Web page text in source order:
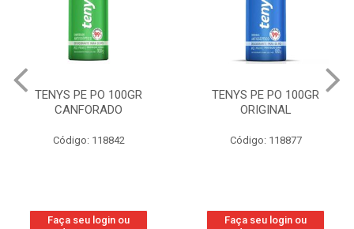
PE PO 100GR
CANFORADO
Código: 118842
seu login ou
TENYS PE PO 100GR
Código: 118877
Faça seu login ou